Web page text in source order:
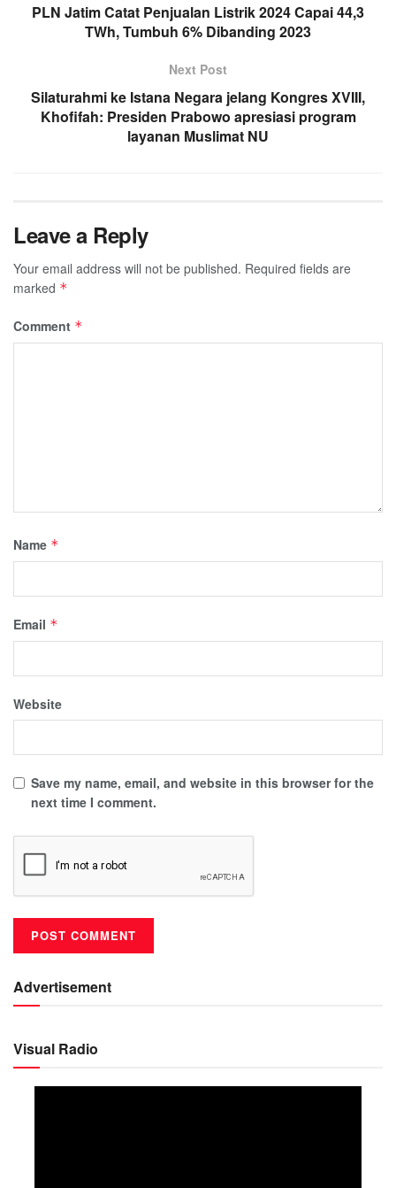
PLN Jatim Catat Penjualan Listrik 2024 Capai 44,3
TWh, Tumbuh 6% Dibanding 2023
Next Post
Silaturahmi ke Istana Negara jelang Kongres XVIII,
Khofifah: Presiden Prabowo apresiasi program
layanan Muslimat NU
Leave a Reply
Your email address will not be published. Required fields are
marked *
Comment *
Name *
Email *
Website
Save my name, email, and website in this browser for the
next time I comment.
Advertisement
Visual Radio